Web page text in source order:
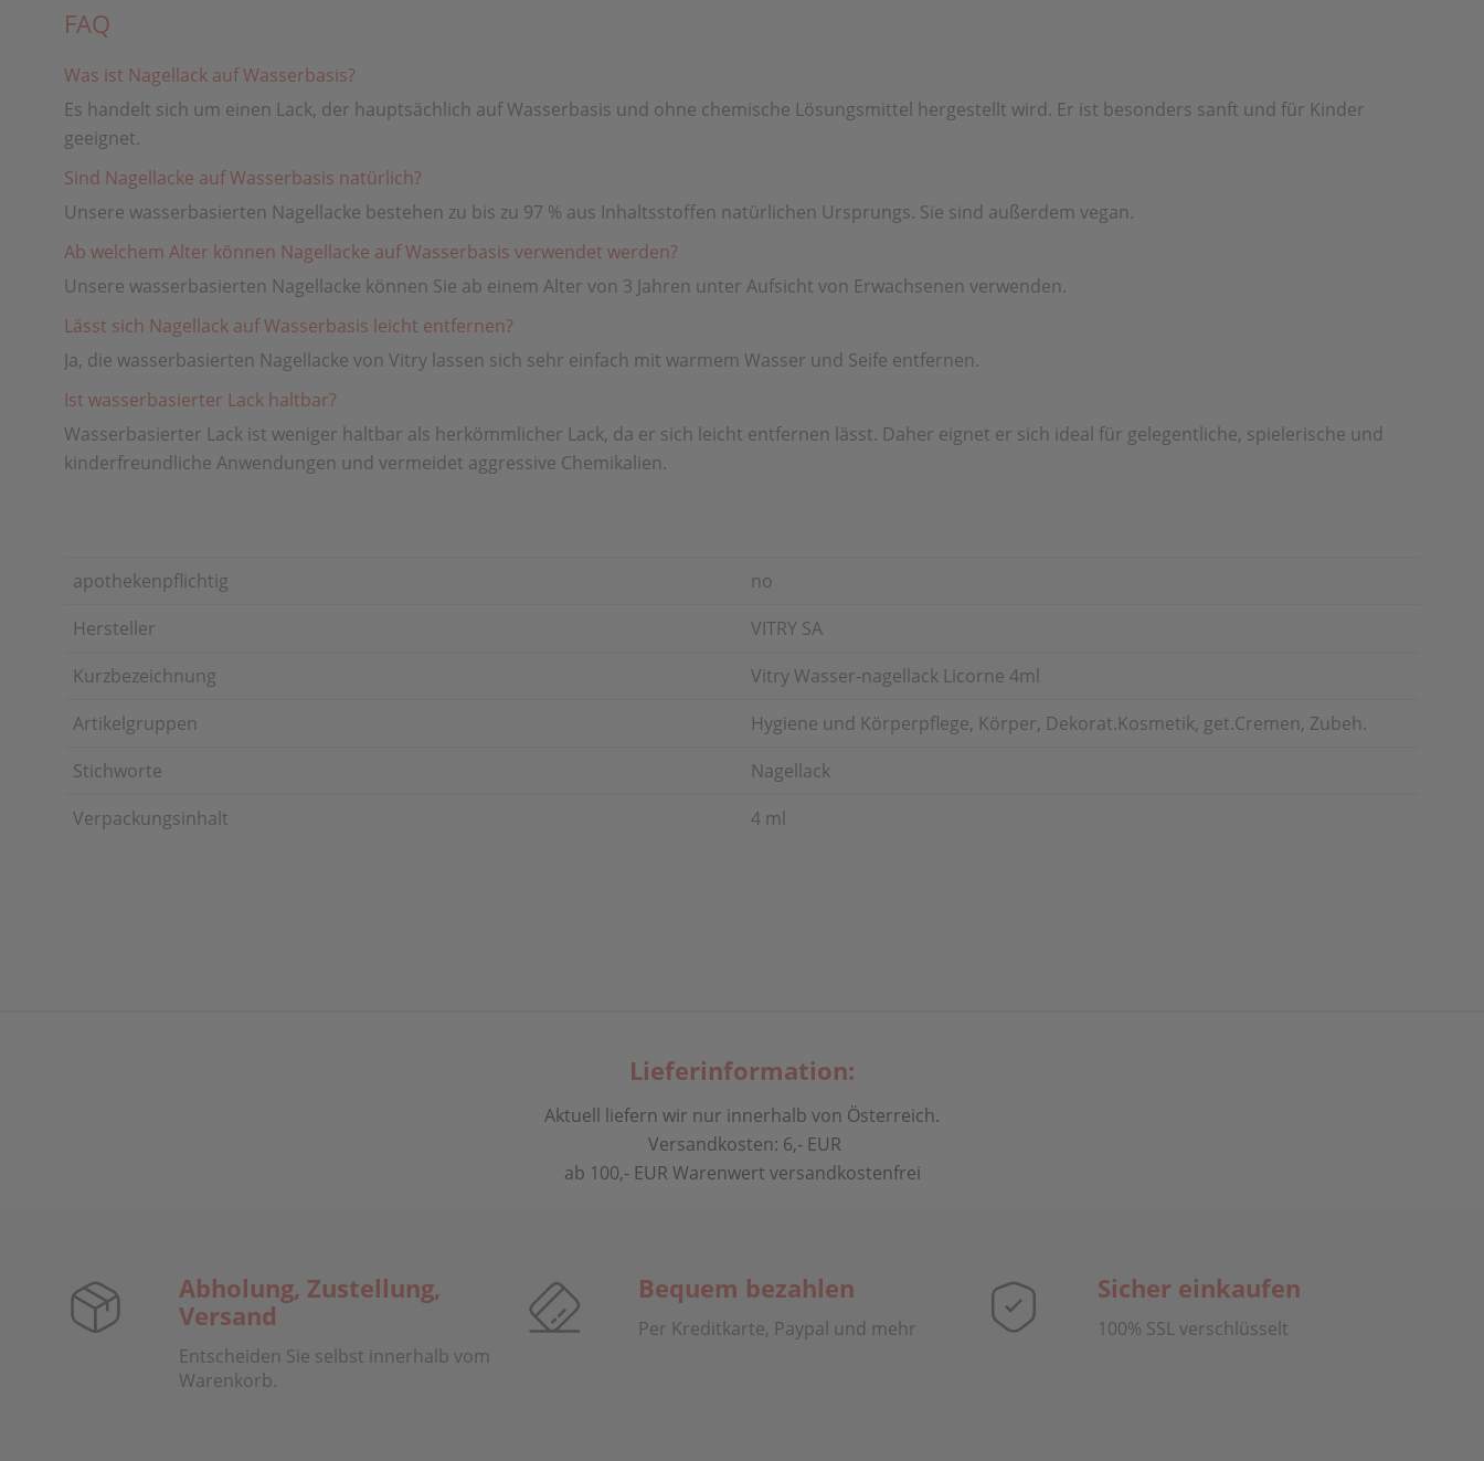
FAQ
Was ist Nagellack auf Wasserbasis?
Es handelt sich um einen Lack, der hauptsächlich auf Wasserbasis und ohne chemische Lösungsmittel hergestellt wird. Er ist besonders sanft und für Kinder
geeignet.
Sind Nagellacke auf Wasserbasis natürlich?
Unsere wasserbasierten Nagellacke bestehen zu bis zu 97 % aus Inhaltsstoffen natürlichen Ursprungs. Sie sind außerdem vegan.
Ab welchem ​​Alter können Nagellacke auf Wasserbasis verwendet werden?
Unsere wasserbasierten Nagellacke können Sie ab einem Alter von 3 Jahren unter Aufsicht von Erwachsenen verwenden.
Lässt sich Nagellack auf Wasserbasis leicht entfernen?
Ja, die wasserbasierten Nagellacke von Vitry lassen sich sehr einfach mit warmem Wasser und Seife entfernen.
Ist wasserbasierter Lack haltbar?
Wasserbasierter Lack ist weniger haltbar als herkömmlicher Lack, da er sich leicht entfernen lässt. Daher eignet er sich ideal für gelegentliche, spielerische und
kinderfreundliche Anwendungen und vermeidet aggressive Chemikalien.
apothekenpflichtig
no
Hersteller
VITRY SA
Kurzbezeichnung
Vitry Wasser-nagellack Licorne 4ml
Artikelgruppen
Hygiene und Körperpflege, Körper, Dekorat.Kosmetik, get.Cremen, Zubeh.
Stichworte
Nagellack
Verpackungsinhalt
4 ml
Lieferinformation:
Aktuell liefern wir nur innerhalb von Österreich.
Versandkosten: 6,- EUR
ab 100,- EUR Warenwert versandkostenfrei
Abholung, Zustellung,
Versand
Entscheiden Sie selbst innerhalb vom
Warenkorb.
Bequem bezahlen
Per Kreditkarte, Paypal und mehr
Sicher einkaufen
100% SSL verschlüsselt